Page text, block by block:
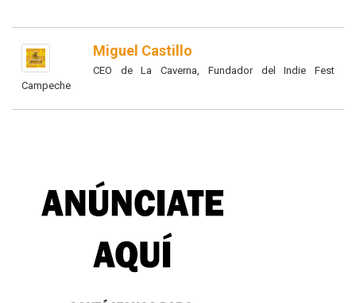
Miguel Castillo
CEO de La Caverna, Fundador del Indie Fest
Campeche